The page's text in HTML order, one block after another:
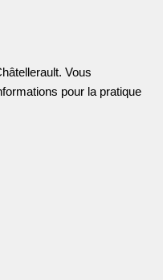
Vous
pour la pratique